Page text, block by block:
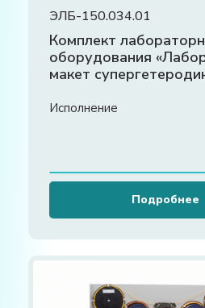
ЭЛБ-150.034.01
Комплект
оборудования
макет
Исполнение
Подробнее